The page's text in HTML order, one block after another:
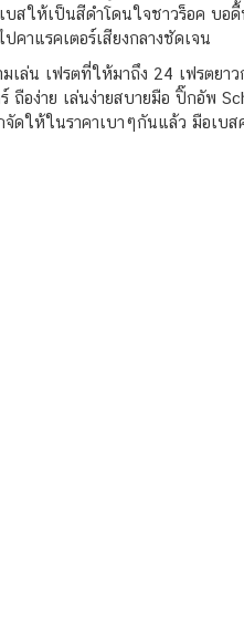
สให้เป็นสีดำโดนใจชาวร็อค บอ
าแรคเตอร์เสียงกลางชัดเจน
เล่น เฟรตที่ให้มาถึง 24 เฟรตย
อง่าย เล่นง่ายสบายมือ ปิ๊กอัพ
ให้ในราคาเบาๆกันแล้ว มือเบส